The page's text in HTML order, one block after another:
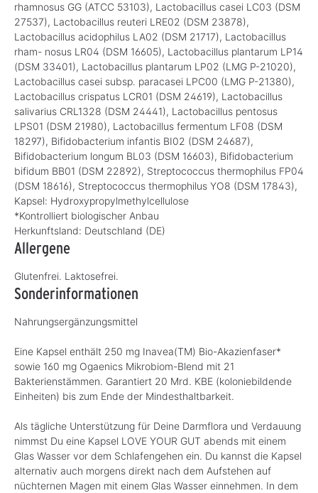
rhamnosus GG (ATCC 53103), Lactobacillus casei LC03 (DSM
27537), Lactobacillus reuteri LRE02 (DSM 23878),
Lactobacillus acidophilus LA02 (DSM 21717), Lactobacillus
rham- nosus LR04 (DSM 16605), Lactobacillus plantarum LP14
(DSM 33401), Lactobacillus plantarum LP02 (LMG P-21020),
Lactobacillus casei subsp. paracasei LPC00 (LMG P-21380),
Lactobacillus crispatus LCR01 (DSM 24619), Lactobacillus
salivarius CRL1328 (DSM 24441), Lactobacillus pentosus
LPS01 (DSM 21980), Lactobacillus fermentum LF08 (DSM
18297), Bifidobacterium infantis BI02 (DSM 24687),
Bifidobacterium longum BL03 (DSM 16603), Bifidobacterium
bifidum BB01 (DSM 22892), Streptococcus thermophilus FP04
(DSM 18616), Streptococcus thermophilus YO8 (DSM 17843),
Kapsel: Hydroxypropylmethylcellulose
*Kontrolliert biologischer Anbau
Herkunftsland: Deutschland (DE)
Allergene
Glutenfrei. Laktosefrei.
Sonderinformationen
Nahrungsergänzungsmittel
Eine Kapsel enthält 250 mg Inavea(TM) Bio-Akazienfaser*
sowie 160 mg Ogaenics Mikrobiom-Blend mit 21
Bakterienstämmen. Garantiert 20 Mrd. KBE (koloniebildende
Einheiten) bis zum Ende der Mindesthaltbarkeit.
Als tägliche Unterstützung für Deine Darmflora und Verdauung
nimmst Du eine Kapsel LOVE YOUR GUT abends mit einem
Glas Wasser vor dem Schlafengehen ein. Du kannst die Kapsel
alternativ auch morgens direkt nach dem Aufstehen auf
nüchternen Magen mit einem Glas Wasser einnehmen. In dem